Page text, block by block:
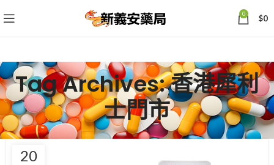
0 $0
Tag Archives: 香港犀利
士門市
20